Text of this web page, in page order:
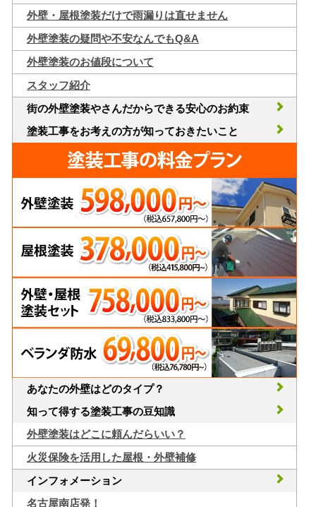
外壁・屋根塗装だけで雨漏りは直せません
外壁塗装の疑問や不安なんでもQ&A
外壁塗装のお値段について
スタッフ紹介
街の外壁塗装やさんだからできる安心のお約束
塗装工事をお考えの方が知っておきたいこと
あなたの外壁はどのタイプ？
知って得する塗装工事の豆知識
外壁塗装はどこに頼んだらいい？
火災保険を活用した屋根・外壁補修
インフォメーション
名古屋南店発！